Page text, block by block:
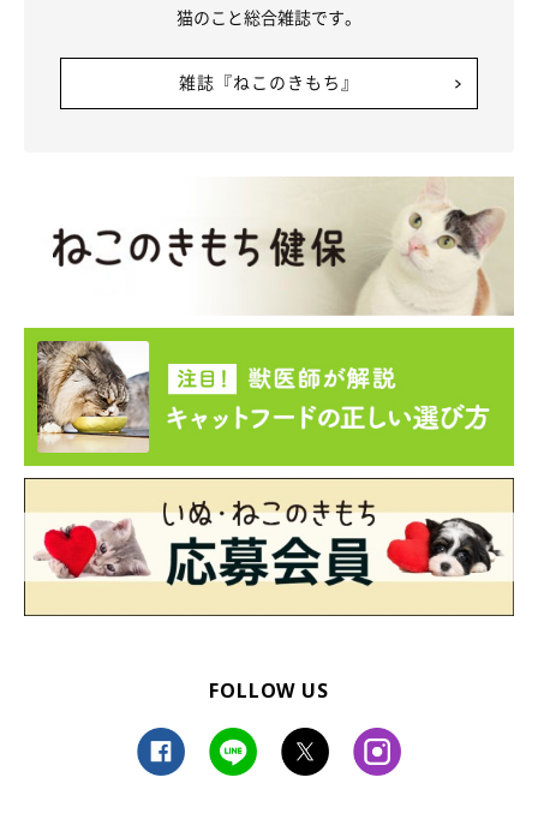
猫のこと総合雑誌です。
雑誌『ねこのきもち』
FOLLOW US